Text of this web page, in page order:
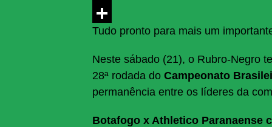
LinkedIn
Share
Tudo pronto para mais um
Neste sábado (21), o Rubro-Negro
28ª rodada do Campeonato
permanência entre os líderes da
Botafogo x Athletico Paranaense